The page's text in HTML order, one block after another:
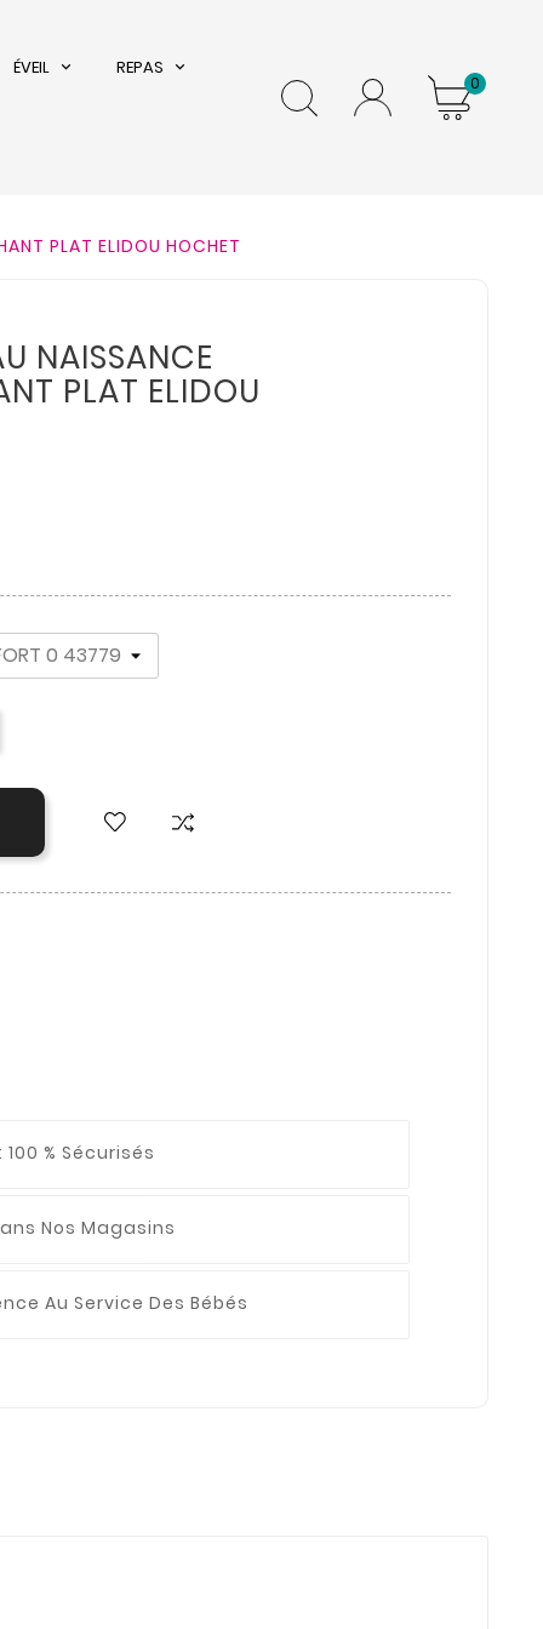
ÉVEIL REPAS
0
PLAT ELIDOU HOCHET
NAISSANCE
PLAT ELIDOU
100 % Sécurisés
Nos Magasins
Au Service Des Bébés